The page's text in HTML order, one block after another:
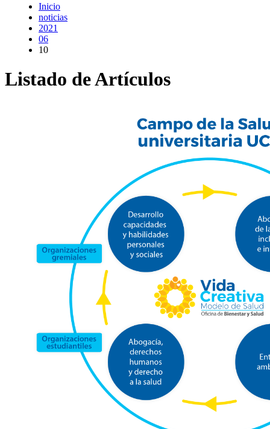
Inicio
noticias
2021
06
10
Listado de Artículos